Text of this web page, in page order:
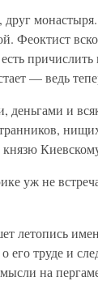
Феоктист
причислить
— ведь
деньгами и
князю
уж не
летопись
его труде и
на